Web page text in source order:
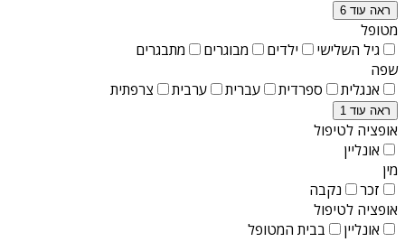
ראה עוד 6
מטופל
גיל השלישי
ילדים מבוגרים
מתבגרים
שפה
אנגלית
ספרדית עברית ערבית צרפתית
ראה עוד 1
אופציה לטיפול
אונליין
מין
זכר
נקבה
אופציה לטיפול
אונליין
בבית המטופל